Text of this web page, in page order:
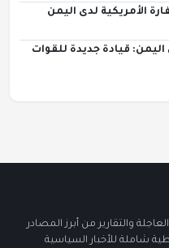
الأمريكية لدى اليمن
قيادة جديدة للقوات
والتقارير من أبرز المصادر
شاملة للأخبار السياسية